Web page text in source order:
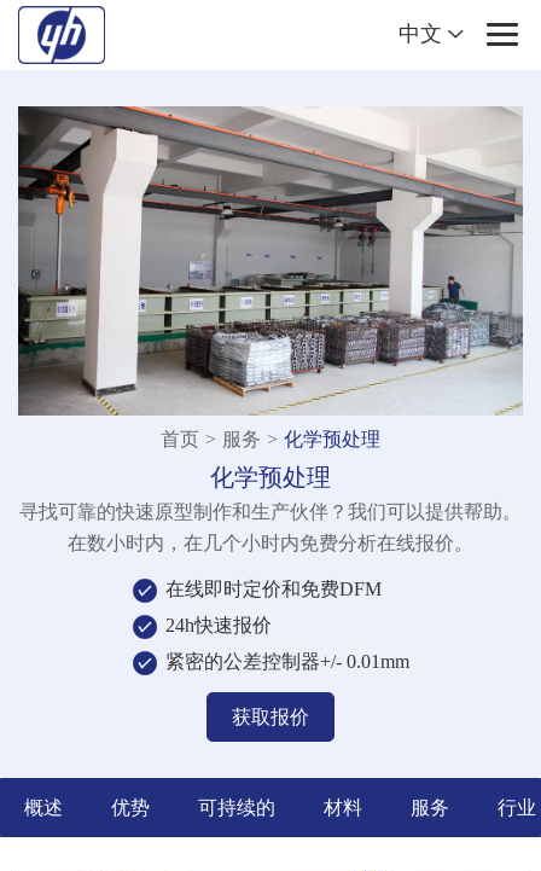
中文
首页 > 服务 > 化学预处理
化学预处理
寻找可靠的快速原型制作和生产伙伴？我们可以提供帮助。
在数小时内，在几个小时内免费分析在线报价。
在线即时定价和免费DFM
24h快速报价
紧密的公差控制器+/- 0.01mm
获取报价
概述 优势 可持续的 材料 服务 行业